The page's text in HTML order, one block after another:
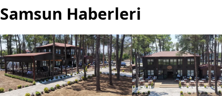
Samsun Haberleri